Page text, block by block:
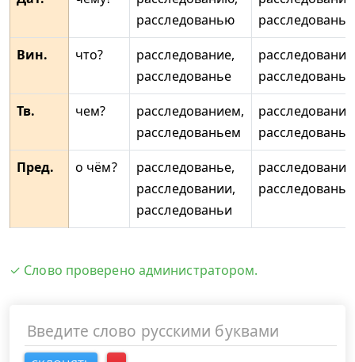
расследованью
Вин.
что?
расследование,
расследованье
расследованья
Тв.
чем?
расследованием,
расследованьем
Пред.
о чём?
расследованье,
расследовании,
расследованьи
✓ Слово проверено администратором.